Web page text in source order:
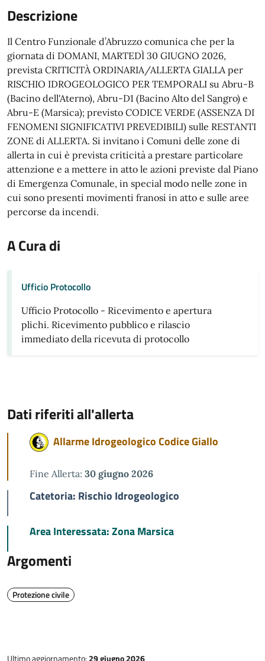
Descrizione
Il Centro Funzionale d’Abruzzo comunica che per la
giornata di DOMANI, MARTEDÌ 30 GIUGNO 2026,
prevista CRITICITÀ ORDINARIA/ALLERTA GIALLA per
RISCHIO IDROGEOLOGICO PER TEMPORALI su Abru-B
(Bacino dell'Aterno), Abru-D1 (Bacino Alto del Sangro) e
Abru-E (Marsica); previsto CODICE VERDE (ASSENZA DI
FENOMENI SIGNIFICATIVI PREVEDIBILI) sulle RESTANTI
ZONE di ALLERTA. Si invitano i Comuni delle zone di
allerta in cui è prevista criticità a prestare particolare
attenzione e a mettere in atto le azioni previste dal Piano
di Emergenza Comunale, in special modo nelle zone in
cui sono presenti movimenti franosi in atto e sulle aree
percorse da incendi.
A Cura di
Ufficio Protocollo
Ufficio Protocollo - Ricevimento e apertura
plichi. Ricevimento pubblico e rilascio
immediato della ricevuta di protocollo
Dati riferiti all'allerta
Allarme Idrogeologico Codice Giallo
Fine Allerta: 30 giugno 2026
Catetoria: Rischio Idrogeologico
Area Interessata: Zona Marsica
Argomenti
Protezione civile